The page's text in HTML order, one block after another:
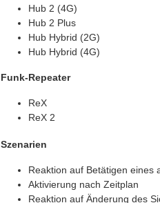
Hub 2 (4G)
Hub 2 Plus
Hub Hybrid (2G)
Hub Hybrid (4G)
Funk-Repeater
ReX
ReX 2
Szenarien
Reaktion auf Betätigen eines
Aktivierung nach Zeitplan
Reaktion auf Änderung des